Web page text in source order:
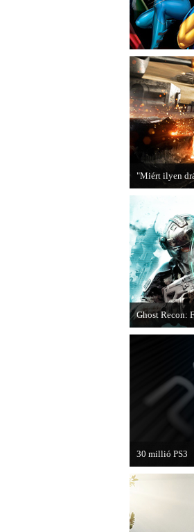
"Miért ilyen
A PC Guru
Ghost Recon:
Több jel is
van a Ghost
következő
30 millió PS3
A PAL
milliós eladott